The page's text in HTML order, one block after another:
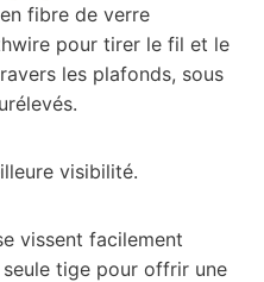
fibre de verre
pour tirer le fil et le
les plafonds, sous
visibilité.
vissent facilement
tige pour offrir une